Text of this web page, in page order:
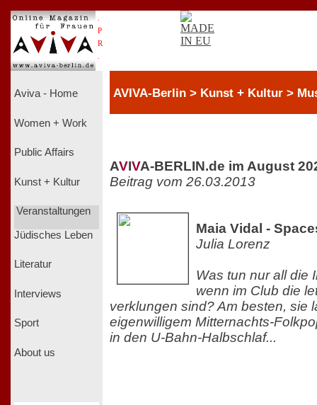
P
R
Aviva - Home
Women + Work
Public Affairs
Kunst + Kultur
Veranstaltungen
Jüdisches Leben
Literatur
Interviews
Sport
About us
AVIVA-Berlin > Kunst + Kultur >
AVIVA-BERLIN.de im August
Beitrag vom 26.03.2013
Maia Vidal -
Julia Lorenz
Was tun nur all die
wenn im Club die
verklungen sind? Am besten, sie
eigenwilligem Mitternachts-
in den U-Bahn-Halbschlaf...